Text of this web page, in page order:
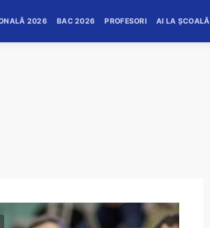
2026 BAC 2026 PROFESORI AI LA ȘCOALĂ